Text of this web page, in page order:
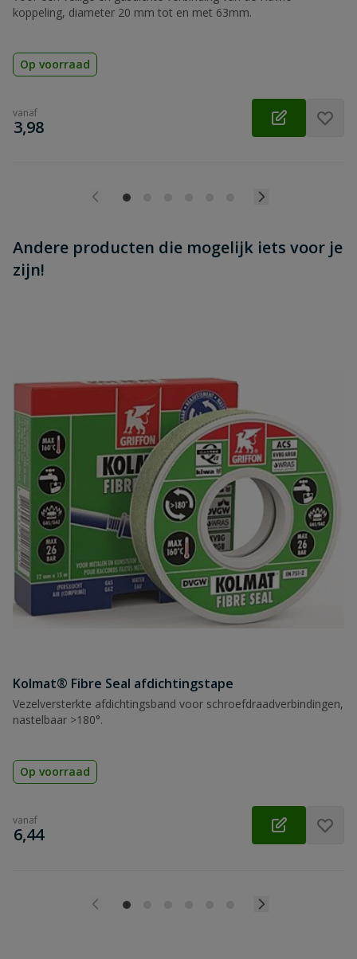
koppeling, diameter 20 mm tot en met 63mm.
Op voorraad
vanaf
€
3,98
Andere producten die mogelijk iets voor je
zijn!
Kolmat® Fibre Seal afdichtingstape
Vezelversterkte afdichtingsband voor schroefdraadverbindingen,
nastelbaar >180°.
Op voorraad
vanaf
€
6,44